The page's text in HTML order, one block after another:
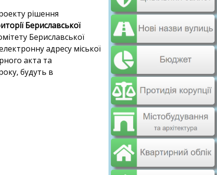
рішення
Бериславської
Бериславської
адресу міської
акта та
будуть в